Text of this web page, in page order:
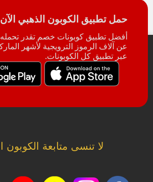
حمل تطبيق الكوبون الذهبي الآن
أفضل تطبيق كوبونات خصم تقدر
عن آلاف الرموز الترويجية لأشهر
عبر تطبيق كل الكوبونات.
لا تنسى متابعة الكوبون